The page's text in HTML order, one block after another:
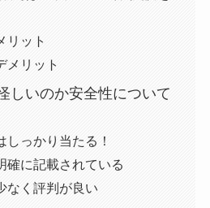
リット
メリット
しいのか安全性について
しっかり当たる！
確に記載されている
なく評判が良い